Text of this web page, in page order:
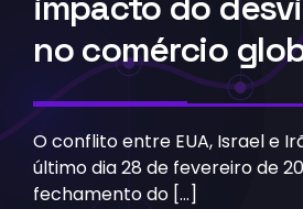
no comércio
O conflito entre EUA, Israel e
último dia 28 de fevereiro de
fechamento do […]